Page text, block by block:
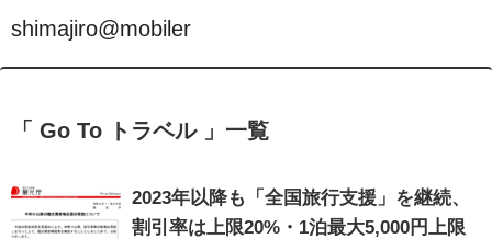
shimajiro@mobiler
「 Go To トラベル 」一覧
2023年以降も「全国旅行支援」を継続、
割引率は上限20%・1泊最大5,000円上限